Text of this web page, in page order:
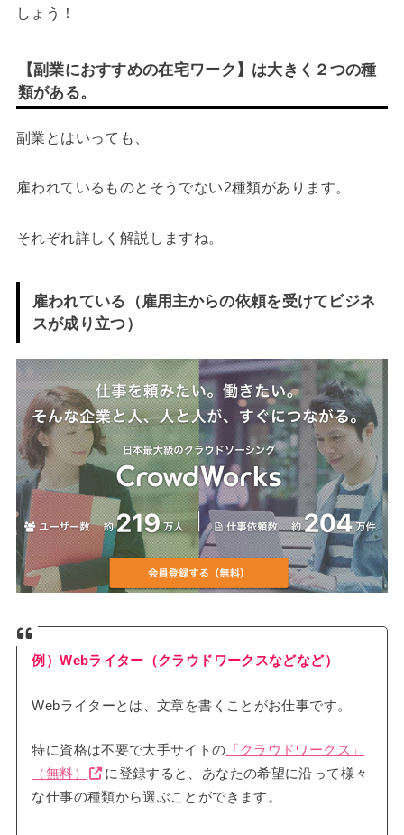
しょう！
【副業におすすめの在宅ワーク】は大きく２つの種
類がある。
副業とはいっても、
雇われているものとそうでない2種類があります。
それぞれ詳しく解説しますね。
雇われている（雇用主からの依頼を受けてビジネ
スが成り立つ）
例）Webライター（クラウドワークスなどなど）
Webライターとは、文章を書くことがお仕事です。
特に資格は不要で大手サイトの 「クラウドワークス」
（無料）
に登録すると、あなたの希望に沿って様々
な仕事の種類から選ぶことができます。